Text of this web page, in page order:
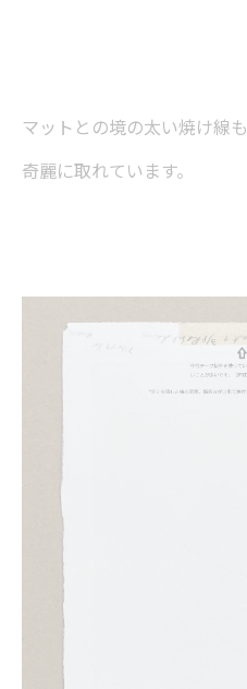
マットとの境の太い焼け線も
奇麗に取れています。